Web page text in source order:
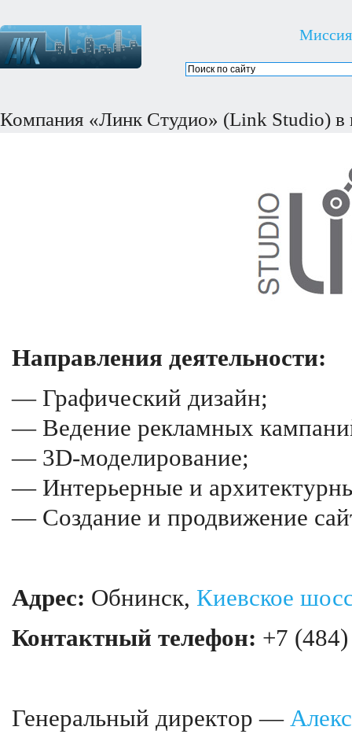
Миссия
Компания «Линк Студио» (Link Studio) в
Направления деятельности:
— Графический дизайн;
— Ведение рекламных
— 3D-моделирование;
— Интерьерные и
— Создание и продвижение
Адрес: Обнинск, Киевское
Контактный телефон: +7
Генеральный директор —